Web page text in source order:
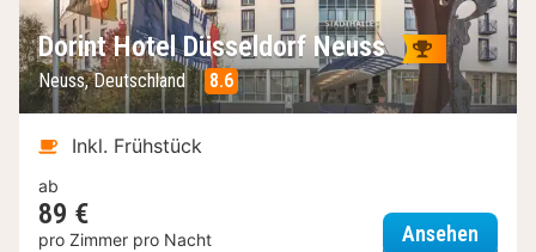
Dorint Hotel Düsseldorf Neuss
Neuss, Deutschland 8.6
Inkl. Frühstück
ab
89 €
pro Zimmer pro Nacht Ansehen